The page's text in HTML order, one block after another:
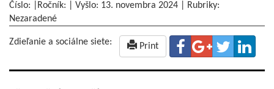
Číslo: |Ročník: | Vyšlo: 13. novembra 2024
Rubriky:
Nezaradené
Zdieľanie a sociálne siete: Print